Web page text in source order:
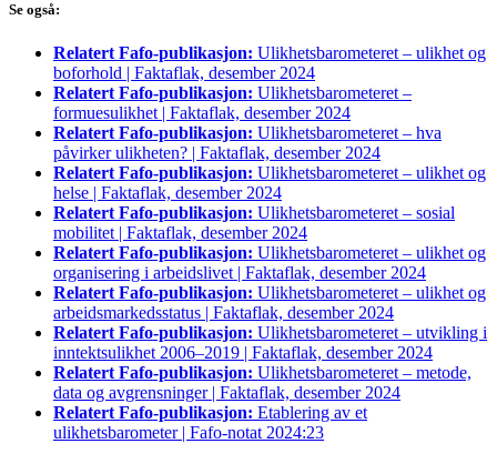
Se også:
Relatert Fafo-publikasjon: Ulikhetsbarometeret – ulikhet og
boforhold | Faktaflak, desember 2024
Relatert Fafo-publikasjon: Ulikhetsbarometeret –
formuesulikhet | Faktaflak, desember 2024
Relatert Fafo-publikasjon: Ulikhetsbarometeret – hva
påvirker ulikheten? | Faktaflak, desember 2024
Relatert Fafo-publikasjon: Ulikhetsbarometeret – ulikhet og
helse | Faktaflak, desember 2024
Relatert Fafo-publikasjon: Ulikhetsbarometeret – sosial
mobilitet | Faktaflak, desember 2024
Relatert Fafo-publikasjon: Ulikhetsbarometeret – ulikhet og
organisering i arbeidslivet | Faktaflak, desember 2024
Relatert Fafo-publikasjon: Ulikhetsbarometeret – ulikhet og
arbeidsmarkedsstatus | Faktaflak, desember 2024
Relatert Fafo-publikasjon: Ulikhetsbarometeret – utvikling i
inntektsulikhet 2006–2019 | Faktaflak, desember 2024
Relatert Fafo-publikasjon: Ulikhetsbarometeret – metode,
data og avgrensninger | Faktaflak, desember 2024
Relatert Fafo-publikasjon: Etablering av et
ulikhetsbarometer | Fafo-notat 2024:23